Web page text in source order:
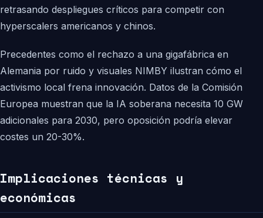
retrasando despliegues críticos para competir con
hyperscalers americanos y chinos.
Precedentes como el rechazo a una gigafábrica en
Alemania por ruido y visuales NIMBY ilustran cómo el
activismo local frena innovación. Datos de la Comisión
Europea muestran que la IA soberana necesita 10 GW
adicionales para 2030, pero oposición podría elevar
costes un 20-30%.
Implicaciones técnicas y
económicas